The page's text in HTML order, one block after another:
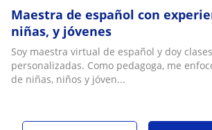
Maestra de español con
niñas, y jóvenes
Soy maestra virtual de español y doy
personalizadas. Como pedagoga, me
de niñas, niños y jóven...